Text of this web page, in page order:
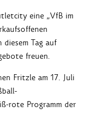
eine „VfB im
diesem Tag auf
freuen.
Fritzle am 17. Juli
rote Programm der